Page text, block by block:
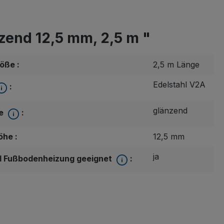
12,5 mm, 2,5 m "
: 2,5 m Länge
: Edelstahl V2A
: glänzend
: 12,5 mm
Fußbodenheizung geeignet : ja
Erfahrung bieten zu können.
Mehr Informationen ...